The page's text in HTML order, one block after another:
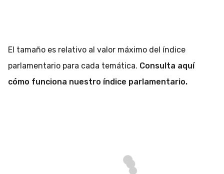
El tamaño es relativo al valor máximo del índice
parlamentario para cada temática. Consulta aquí
cómo funciona nuestro índice parlamentario.